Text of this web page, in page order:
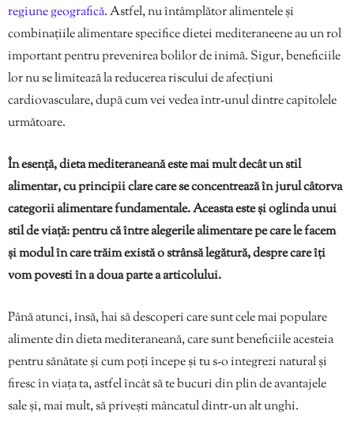
regiune geografică. Astfel, nu întâmplător alimentele și
combinațiile alimentare specifice dietei mediteraneene au un rol
important pentru prevenirea bolilor de inimă. Sigur, beneficiile
lor nu se limitează la reducerea riscului de afecțiuni
cardiovasculare, după cum vei vedea într-unul dintre capitolele
următoare.
În esență, dieta mediteraneană este mai mult decât un stil
alimentar, cu principii clare care se concentrează în jurul câtorva
categorii alimentare fundamentale. Aceasta este și oglinda unui
stil de viață: pentru că între alegerile alimentare pe care le facem
și modul în care trăim există o strânsă legătură, despre care îți
vom povesti în a doua parte a articolului.
Până atunci, însă, hai să descoperi care sunt cele mai populare
alimente din dieta mediteraneană, care sunt beneficiile acesteia
pentru sănătate și cum poți începe și tu s-o integrezi natural și
firesc în viața ta, astfel încât să te bucuri din plin de avantajele
sale și, mai mult, să privești mâncatul dintr-un alt unghi.